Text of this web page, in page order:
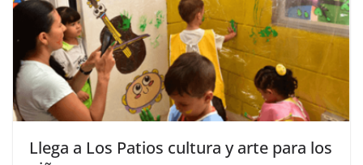
Llega a Los Patios cultura y arte para los